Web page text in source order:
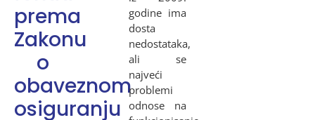
prema
Zakonu
o
obaveznom
osiguranju
godine ima
dosta
nedostataka,
ali se
najveći
problemi
odnose na